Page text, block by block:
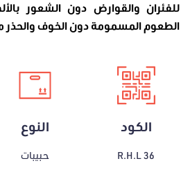
للفئران والقوارض دون الشعور
الطعوم المسمومة دون الخوف والحذر
الكود
R.H.L 36
النوع
حبيبات